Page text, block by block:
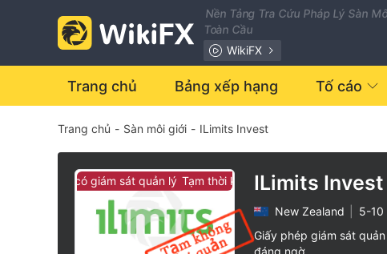
Nền Tảng Tra Cứu Pháp Lý Sàn
Toàn Cầu
WikiFX
Trang chủ Bảng xếp hạng Tố cáo
Trang chủ - Sàn môi giới - ILimits Invest
không có giám sát quản lý Tạm thời không có giám sát quản lý
0
2
3
4
5
6
ILimits Invest
New Zealand
5-10
Giấy phép giám sát
đáng ngờ